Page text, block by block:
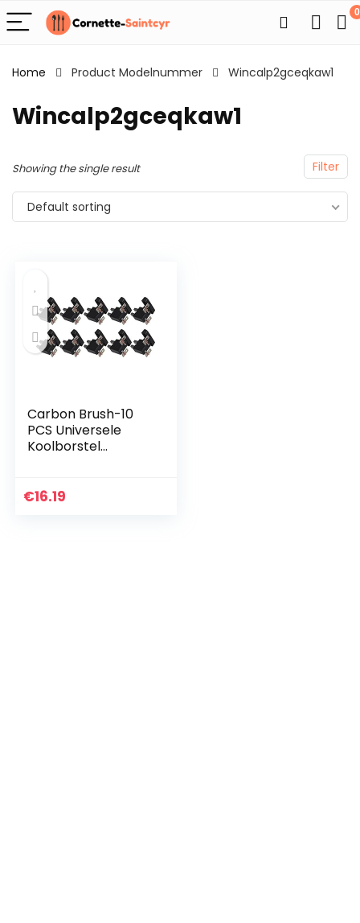
0
Home Product Modelnummer Wincalp2gceqkaw1
Wincalp2gceqkaw1
Filter
Showing the single result
Default sorting
Carbon Brush-10
PCS Universele
Koolborstel
4KW 5KW 7KW
€16.19